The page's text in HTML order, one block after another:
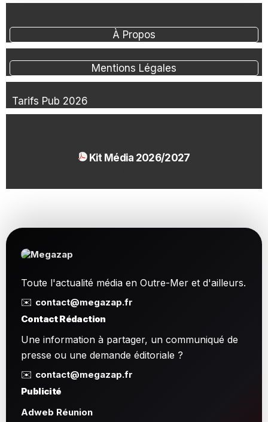
À Propos
Mentions Légales
Tarifs Pub 2026
Kit Média 2026/2027
Toute l'actualité média en Outre-Mer et d'ailleurs.
✉️ contact@megazap.fr
Contact Rédaction
Une information à partager, un communiqué de
presse ou une demande éditoriale ?
✉️ contact@megazap.fr
Publicité
Adweb Réunion